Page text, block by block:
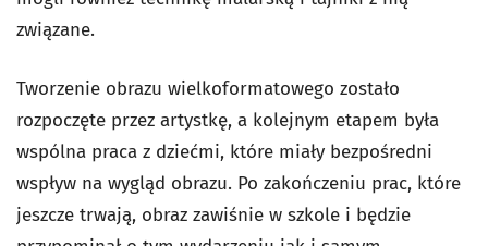
związane.
Tworzenie obrazu wielkoformatowego zostało
rozpoczęte przez artystkę, a kolejnym etapem była
wspólna praca z dziećmi, które miały bezpośredni
wspływ na wygląd obrazu. Po zakończeniu prac, które
jeszcze trwają, obraz zawiśnie w szkole i będzie